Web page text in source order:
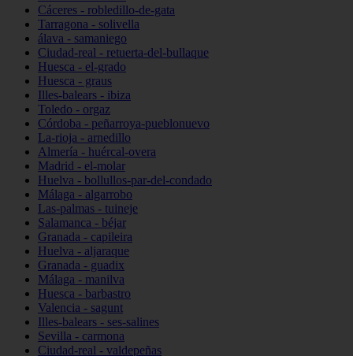
Cáceres - robledillo-de-gata
Tarragona - solivella
álava - samaniego
Ciudad-real - retuerta-del-bullaque
Huesca - el-grado
Huesca - graus
Illes-balears - ibiza
Toledo - orgaz
Córdoba - peñarroya-pueblonuevo
La-rioja - arnedillo
Almería - huércal-overa
Madrid - el-molar
Huelva - bollullos-par-del-condado
Málaga - algarrobo
Las-palmas - tuineje
Salamanca - béjar
Granada - capileira
Huelva - aljaraque
Granada - guadix
Málaga - manilva
Huesca - barbastro
Valencia - sagunt
Illes-balears - ses-salines
Sevilla - carmona
Ciudad-real - valdepeñas